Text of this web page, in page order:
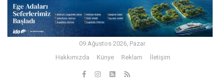
09 Ağustos 2026, Pazar
Hakkımızda
Künye Reklam İletişim